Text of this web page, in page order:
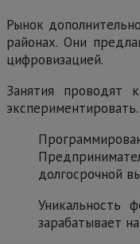
Рынок
районах. Они
цифровизацией.
Занятия проводят
долгосрочной
Уникальность
зарабатывает